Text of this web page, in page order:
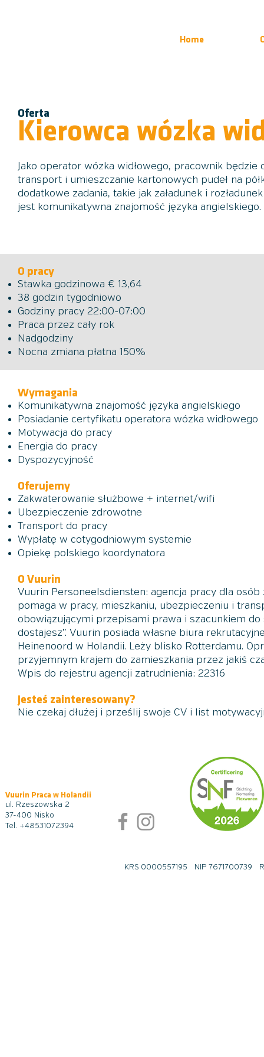
Home
Oferta
Kierowca wózka
Jako operator wózka widłowego, pracownik będzie
transport i umieszczanie kartonowych pudeł na
dodatkowe zadania, takie jak załadunek i
jest komunikatywna znajomość języka angielskiego.
O pracy
Stawka godzinowa € 13,64
38 godzin tygodniowo
Godziny pracy 22:00-07:00
Praca przez cały rok
Nadgodziny
Nocna zmiana płatna 150%
Wymagania
Komunikatywna znajomość języka angielskiego
Posiadanie certyfikatu operatora wózka widłowego
Motywacja do pracy
Energia do pracy
Dyspozycyjność
Oferujemy
Zakwaterowanie służbowe + internet/wifi
Ubezpieczenie zdrowotne
Transport do pracy
Wypłatę w cotygodniowym systemie
Opiekę polskiego koordynatora
O Vuurin
Vuurin Personeelsdiensten: agencja pracy dla
pomaga w pracy, mieszkaniu, ubezpieczeniu i
obowiązującymi przepisami prawa i szacunkiem
dostajesz”. Vuurin posiada własne biura
Heinenoord w Holandii. Leży blisko Rotterdamu.
przyjemnym krajem do zamieszkania przez jakiś
Wpis do rejestru agencji zatrudnienia: 22316
Jesteś zainteresowany?
Nie czekaj dłużej i prześlij swoje CV i list
Vuurin Praca w Holandii
ul. Rzeszowska 2
37-400 Nisko
Tel. +48531072394
KRS 0000557195 NIP 7671700739